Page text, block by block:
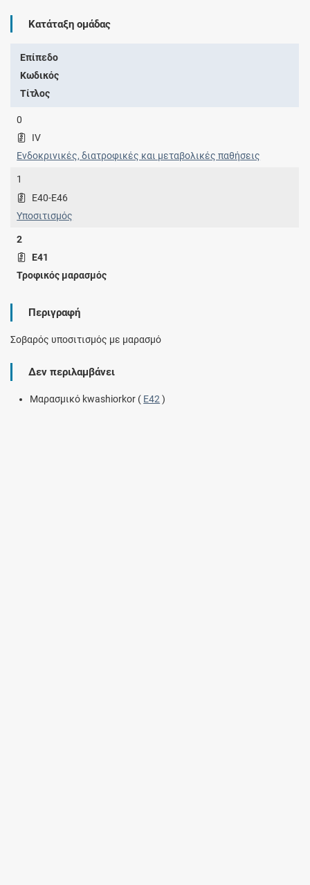
Κατάταξη ομάδας
Επίπεδο
Κωδικός
Τίτλος
0
IV
Ενδοκρινικές, διατροφικές και μεταβολικές παθήσεις
1
E40-E46
Υποσιτισμός
2
E41
Τροφικός μαρασμός
Περιγραφή
Σοβαρός υποσιτισμός με μαρασμό
Δεν περιλαμβάνει
Μαρασμικό kwashiorkor ( E42 )